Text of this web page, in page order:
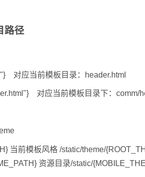
路径
对应当前模板目录：header.html
对应当前模板目录下：comm/
当前模板风格 /static/theme/
资源目录/static/